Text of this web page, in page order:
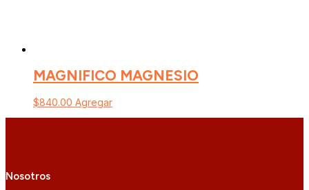
MAGNIFICO MAGNESIO
$840.00 Agregar
Nosotros